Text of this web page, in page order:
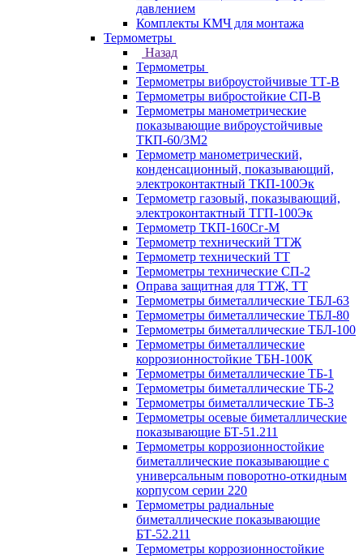
давлением
Комплекты КМЧ для монтажа
Термометры
Назад
Термометры
Термометры виброустойчивые ТТ-В
Термометры вибростойкие СП-В
Термометры манометрические
показывающие виброустойчивые
ТКП-60/3М2
Термометр манометрический,
конденсационный, показывающий,
электроконтактный ТКП-100Эк
Термометр газовый, показывающий,
электроконтактный ТГП-100Эк
Термометр ТКП-160Сг-М
Термометр технический ТТЖ
Термометр технический ТТ
Термометры технические СП-2
Оправа защитная для ТТЖ, ТТ
Термометры биметаллические ТБЛ-63
Термометры биметаллические ТБЛ-80
Термометры биметаллические ТБЛ-100
Термометры биметаллические
коррозионностойкие ТБН-100К
Термометры биметаллические ТБ-1
Термометры биметаллические ТБ-2
Термометры биметаллические ТБ-3
Термометры осевые биметаллические
показывающие БТ-51.211
Термометры коррозионностойкие
биметаллические показывающие с
универсальным поворотно-откидным
корпусом серии 220
Термометры радиальные
биметаллические показывающие
БТ-52.211
Термометры коррозионностойкие